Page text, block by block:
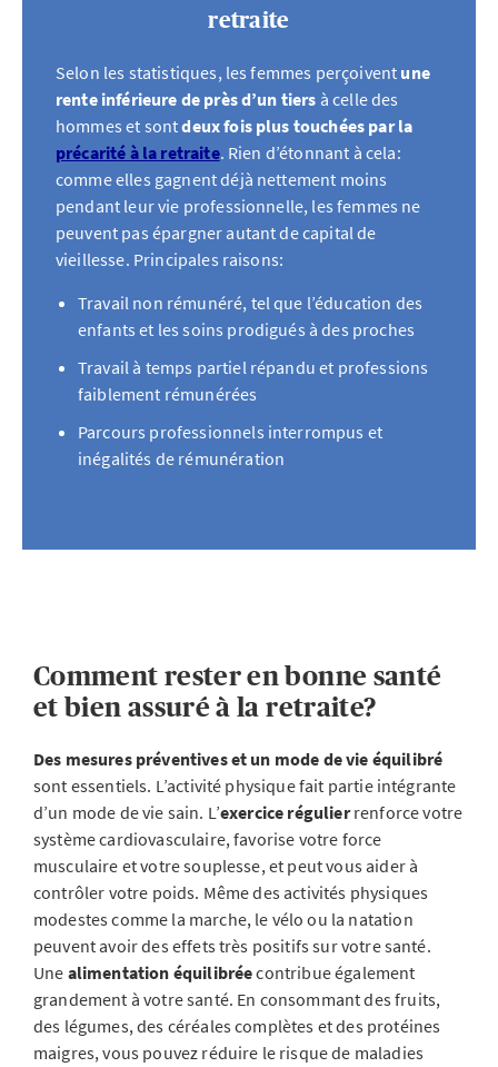
retraite
Selon les statistiques, les femmes perçoivent une
rente inférieure de près d’un tiers à celle des
hommes et sontdeux fois plus touchées par la
précarité à la retraite. Rien d’étonnant à cela:
comme elles gagnent déjà nettement moins
pendant leur vie professionnelle, les femmes ne
peuvent pas épargner autant de capital de
vieillesse. Principales raisons:
Travail non rémunéré, tel que l’éducation des
enfants et les soins prodigués à des proches
Travail à temps partiel répandu et professions
faiblement rémunérées
Parcours professionnels interrompus et
inégalités de rémunération
Comment rester en bonne santé
et bien assuré à la retraite?
Des mesures préventives et un mode de vie équilibré
sont essentiels. L’activité physique fait partie intégrante
d’un mode de vie sain. L’exercice régulierrenforce votre
système cardiovasculaire, favorise votre force
musculaire et votre souplesse, et peut vous aider à
contrôler votre poids. Même des activités physiques
modestes comme la marche, le vélo ou la natation
peuvent avoir des effets très positifs sur votre santé.
Une alimentation équilibréecontribue également
grandement à votre santé. En consommant des fruits,
des légumes, des céréales complètes et des protéines
maigres, vous pouvez réduire le risque de maladies